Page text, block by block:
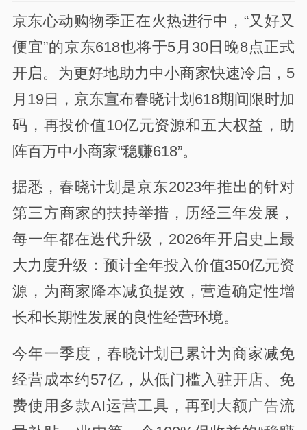
京东心动购物季正在火热进行中，“又好又
便宜”的京东618也将于5月30日晚8点正式
开启。为更好地助力中小商家快速冷启，5
月19日，京东宣布春晓计划618期间限时加
码，再投价值10亿元资源和五大权益，助
阵百万中小商家“稳赚618”。
据悉，春晓计划是京东2023年推出的针对
第三方商家的扶持举措，历经三年发展，
每一年都在迭代升级，2026年开启史上最
大力度升级：预计全年投入价值350亿元资
源，为商家降本减负提效，营造确定性增
长和长期性发展的良性经营环境。
今年一季度，春晓计划已累计为商家减免
经营成本约57亿，从低门槛入驻开店、免
费使用多款AI运营工具，再到大额广告流